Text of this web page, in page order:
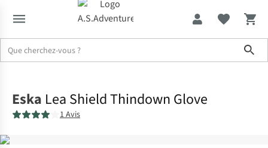
Eska Lea Shield Thindown Glove
1 Avis